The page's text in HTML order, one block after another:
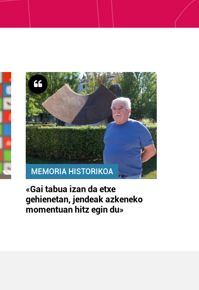
MEMORIA HISTORIKOA
«Gai tabua izan da etxe
gehienetan, jendeak azkeneko
momentuan hitz egin du»